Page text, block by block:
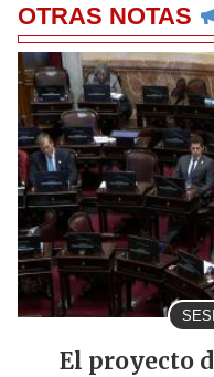
OTRAS NOTAS
El proyecto